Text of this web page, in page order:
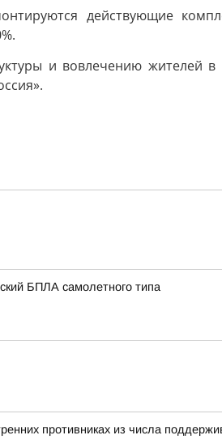
действующие
и вовлечению жителей в
БПЛА самолетного типа
противниках из числа